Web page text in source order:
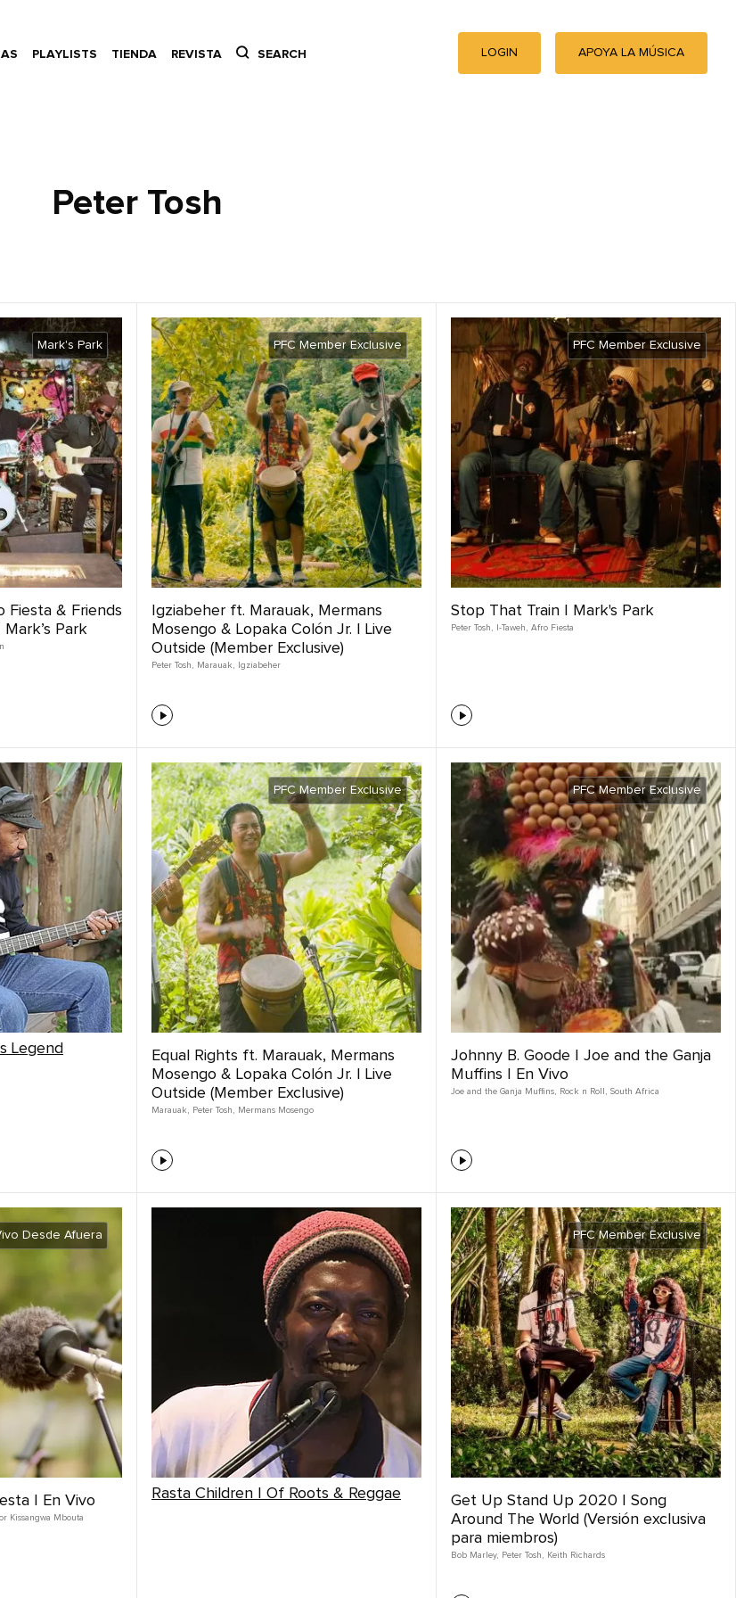
PLAYLISTS TIENDA REVISTA SEARCH LOGIN APOYA LA MÚSICA
Peter Tosh
Mark's Park
Fiesta & Friends
Park
PFC Member Exclusive
Igziabeher ft. Marauak, Mermans
Mosengo & Lopaka Colón Jr. | Live
Outside (Member Exclusive)
Peter Tosh , Marauak , Igziabeher
PFC Member Exclusive
Stop That Train | Mark's Park
Peter Tosh , I-Taweh , Afro Fiesta
Legend
PFC Member Exclusive
Equal Rights ft. Marauak, Mermans
Mosengo & Lopaka Colón Jr. | Live
Outside (Member Exclusive)
Marauak , Peter Tosh , Mermans Mosengo
PFC Member Exclusive
Johnny B. Goode | Joe and the Ganja
Muffins | En Vivo
Joe and the Ganja Muffins, Rock n Roll , South Africa
Desde Afuera
| En Vivo
Kissangwa Mbouta
Rasta Children | Of Roots & Reggae
PFC Member Exclusive
Get Up Stand Up 2020 | Song
Around The World (Versión exclusiva
para miembros)
Bob Marley, Peter Tosh , Keith Richards